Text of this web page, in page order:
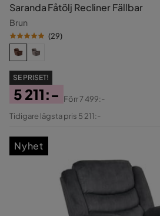
Saranda Fåtölj Recliner Fällbar
Brun
(29)
SE PRISET!
Pris
5 211:-
Original
Förr7 499:-
Tidigare lägsta pris 5 211:-
Nyhet